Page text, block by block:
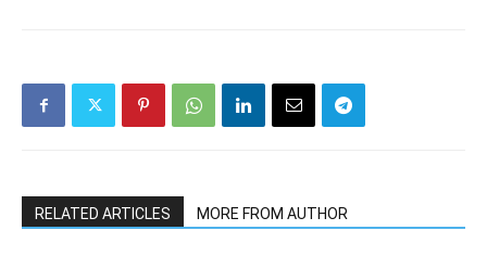
RELATED ARTICLES MORE FROM AUTHOR